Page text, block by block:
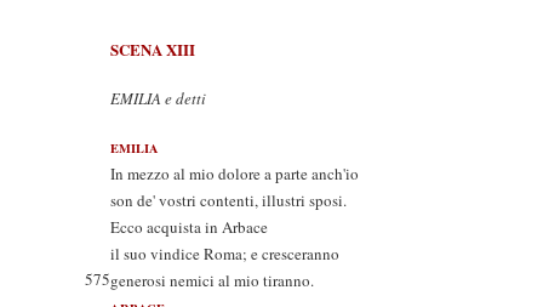
SCENA XIII
EMILIA e detti
EMILIA
In mezzo al mio dolore a parte anch'io
son de' vostri contenti, illustri sposi.
Ecco acquista in Arbace
il suo vindice Roma; e cresceranno
575generosi nemici al mio tiranno.